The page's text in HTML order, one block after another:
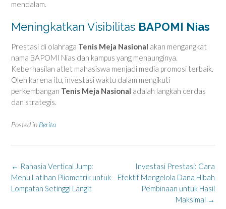
mendalam.
Meningkatkan Visibilitas BAPOMI Nias
Prestasi di olahraga Tenis Meja Nasional akan mengangkat
nama BAPOMI Nias dan kampus yang menaunginya.
Keberhasilan atlet mahasiswa menjadi media promosi terbaik.
Oleh karena itu, investasi waktu dalam mengikuti
perkembangan Tenis Meja Nasional adalah langkah cerdas
dan strategis.
Posted in Berita
Post
navigation
Investasi Prestasi: Cara
Efektif Mengelola Dana Hibah
Pembinaan untuk Hasil
Maksimal →
← Rahasia Vertical Jump:
Menu Latihan Pliometrik untuk
Lompatan Setinggi Langit